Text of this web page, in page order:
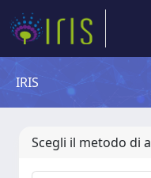
IRIS
Scegli il metodo di